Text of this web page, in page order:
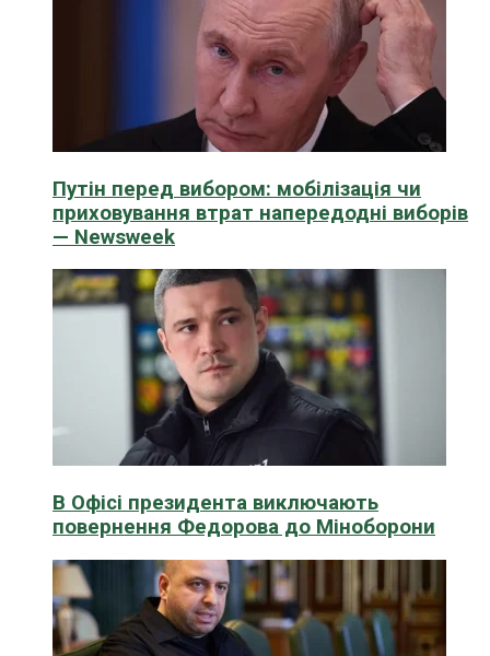
Путін перед вибором: мобілізація чи
приховування втрат напередодні виборів
— Newsweek
В Офісі президента виключають
повернення Федорова до Міноборони